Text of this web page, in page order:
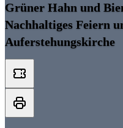
Grüner Hahn und
Nachhaltiges Feiern
Auferstehungskirche